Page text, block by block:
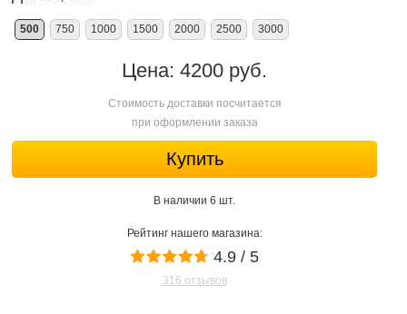
500 750 1000 1500 2000 2500 3000
Цена: 4200 руб.
Стоимость доставки посчитается
при оформлении заказа
Купить
В наличии 6 шт.
Рейтинг нашего магазина:
4.9 / 5
316 отзывов